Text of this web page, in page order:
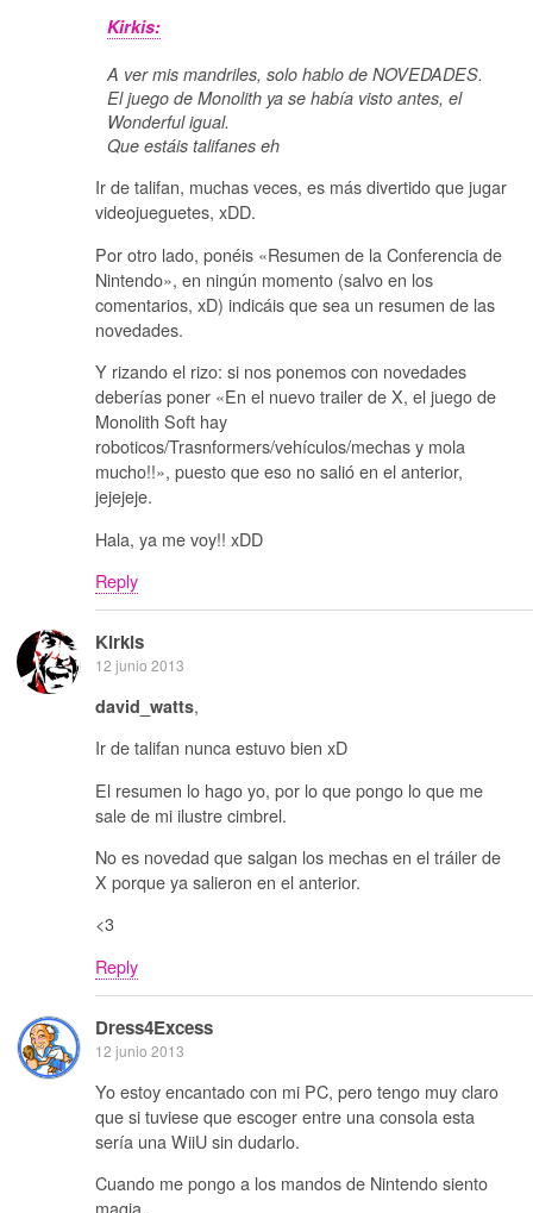
Kirkis:
A ver mis mandriles, solo hablo de NOVEDADES.
El juego de Monolith ya se había visto antes, el
Wonderful igual.
Que estáis talifanes eh
Ir de talifan, muchas veces, es más divertido que jugar
videojueguetes, xDD.
Por otro lado, ponéis «Resumen de la Conferencia de
Nintendo», en ningún momento (salvo en los
comentarios, xD) indicáis que sea un resumen de las
novedades.
Y rizando el rizo: si nos ponemos con novedades
deberías poner «En el nuevo trailer de X, el juego de
Monolith Soft hay
roboticos/Trasnformers/vehículos/mechas y mola
mucho!!», puesto que eso no salió en el anterior,
jejejeje.
Hala, ya me voy!! xDD
Reply
Kirkis
12 junio 2013
david_watts,
Ir de talifan nunca estuvo bien xD
El resumen lo hago yo, por lo que pongo lo que me
sale de mi ilustre cimbrel.
No es novedad que salgan los mechas en el tráiler de
X porque ya salieron en el anterior.
<3
Reply
Dress4Excess
12 junio 2013
Yo estoy encantado con mi PC, pero tengo muy claro
que si tuviese que escoger entre una consola esta
sería una WiiU sin dudarlo.
Cuando me pongo a los mandos de Nintendo siento
magia.